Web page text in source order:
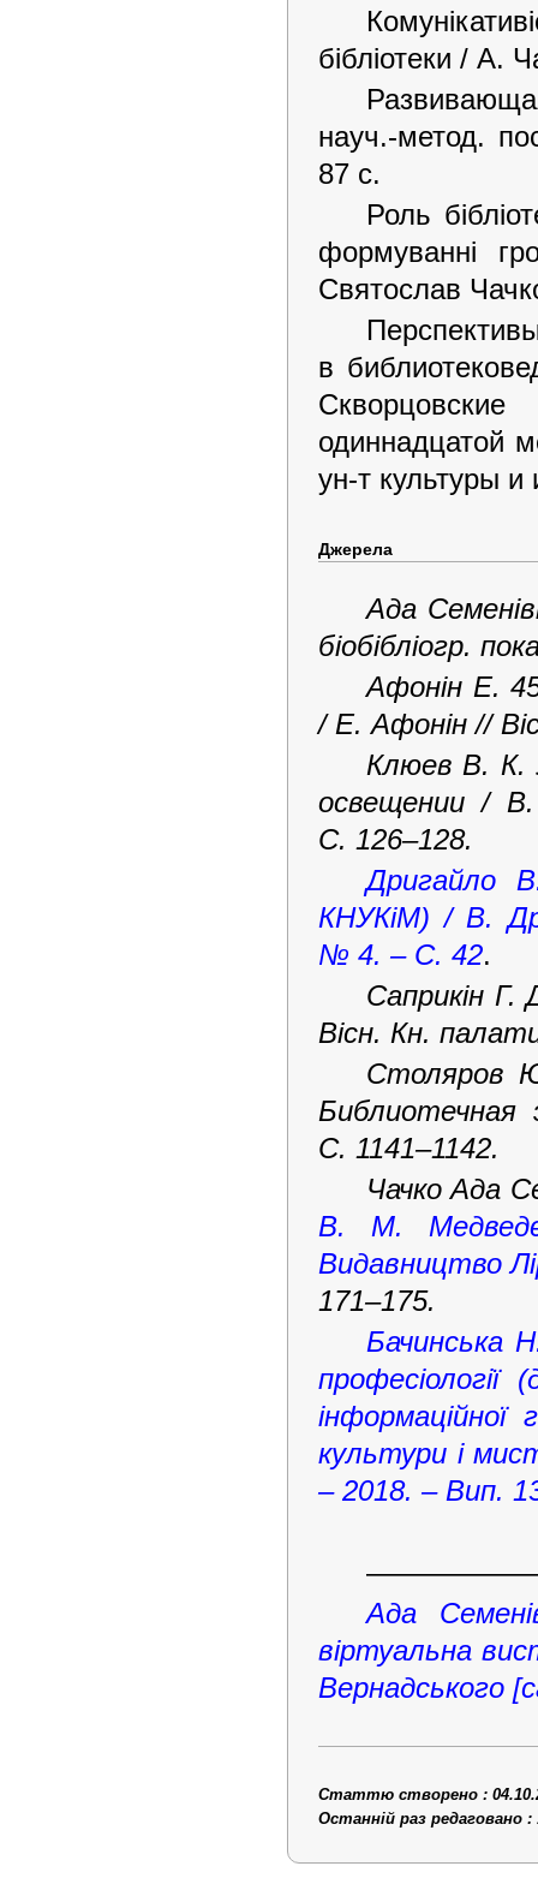
бібліотеки / А.
науч.-метод.
87 с.
Роль
формуванні
Святослав
в
одиннадцатой
ун-т культуры
Джерела
Ада
біобібліогр.
Афонін Е. 45
/ Е. Афонін //
Клюев В. К.
освещении /
С. 126–128.
Дригайло
КНУКіМ) / В.
№ 4. – С. 42.
Саприкін Г.
Вісн. Кн.
Столяров
С. 1141–1142.
Чачко Ада
В. М.
Видавництво
171–175.
Бачинська
професіології
інформаційної
культури і
– 2018. – Вип.
Ада
віртуальна
Вернадського
Статтю створено :
Останній раз редаговано :